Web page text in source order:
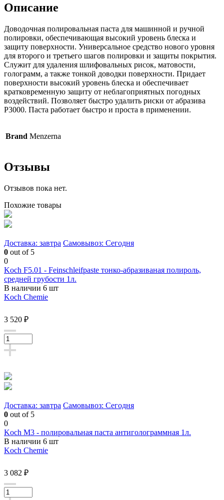
Описание
Доводочная полировальная паста для машинной и ручной
полировки, обеспечивающая высокий уровень блеска и
защиту поверхности. Универсальное средство нового уровня
для второго и третьего шагов полировки и защиты покрытия.
Служит для удаления шлифовальных рисок, матовости,
голограмм, а также тонкой доводки поверхности. Придает
поверхности высокий уровень блеска и обеспечивает
кратковременную защиту от неблагоприятных погодных
воздействий. Позволяет быстро удалить риски от абразива
P3000. Паста работает быстро и проста в применении.
Brand Menzerna
Отзывы
Отзывов пока нет.
Похожие товары
Доставка: завтра Самовывоз: Сегодня
0 out of 5
0
Koch F5.01 - Feinschleifpaste тонко-абразиваная полироль,
средней грубости 1л.
В наличии 6 шт
Koch Chemie
3 520 ₽
Доставка: завтра Самовывоз: Сегодня
0 out of 5
0
Koch M3 - полировальная паста антиголограммная 1л.
В наличии 6 шт
Koch Chemie
3 082 ₽